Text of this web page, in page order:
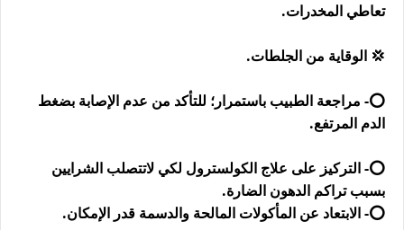
تعاطي المخدرات.
💢 الوقاية من الجلطات.
⭕- مراجعة الطبيب باستمرار؛ للتأكد من عدم الإصابة بضغط
الدم المرتفع.
⭕- التركيز على علاج الكولسترول لكي لاتتصلب الشرايين
بسبب تراكم الدهون الضارة.
⭕- الابتعاد عن المأكولات المالحة والدسمة قدر الإمكان.